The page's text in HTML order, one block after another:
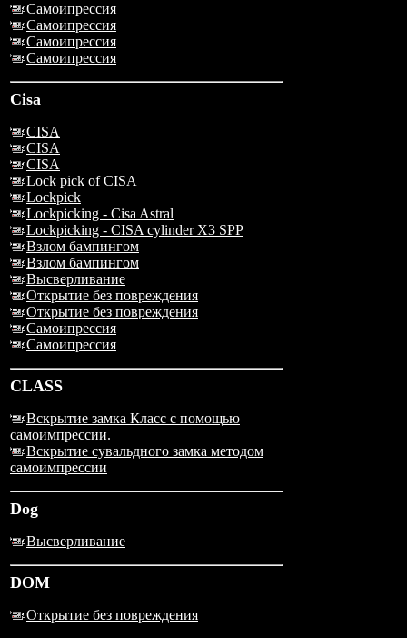
Самоипрессия
Самоипрессия
Самоипрессия
Самоипрессия
Cisa
CISA
CISA
CISA
Lock pick of CISA
Lockpick
Lockpicking - Cisa Astral
Lockpicking - CISA cylinder X3 SPP
Взлом бампингом
Взлом бампингом
Высверливание
Открытие без повреждения
Открытие без повреждения
Самоипрессия
Самоипрессия
CLASS
Вскрытие замка Класс с помощью
самоимпрессии.
Вскрытие сувальдного замка методом
самоимпрессии
Dog
Высверливание
DOM
Открытие без повреждения